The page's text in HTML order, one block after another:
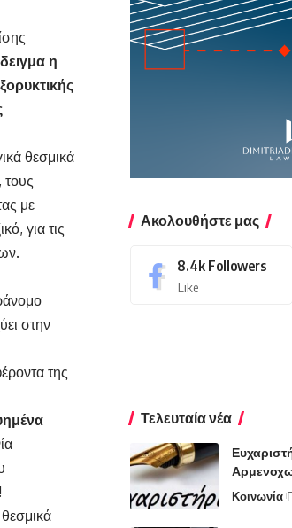
η
θεσμικά
τους
με
για τις
στην
της
Ακολουθήστε μας
8.4k Followers
Like
Τελευταία νέα
Κοινωνία